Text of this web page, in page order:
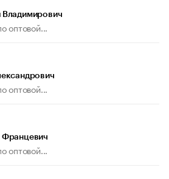
Владимирович
оптовой...
оптовой...
Францевич
оптовой...